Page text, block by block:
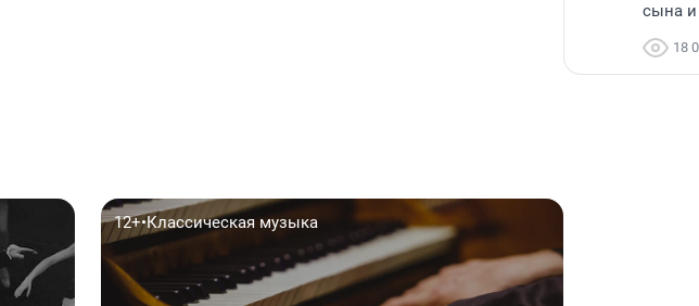
12+•Классическая музыка
сына и
18